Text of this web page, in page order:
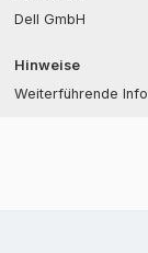
Dell GmbH
Hinweise
Weiterführende